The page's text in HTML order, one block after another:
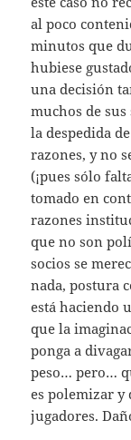
al poco
minutos que
hubiese
una decisión
muchos de
la despedida
razones, y no
(¡pues sólo
tomado en
razones
que no son
socios se
nada, postura
está haciendo
que la
ponga a
peso… pero…
es polemizar y
jugadores.